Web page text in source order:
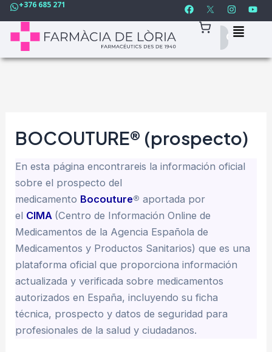
al
contenido
+376 685 271 F
a
c
o
I
n
s
t
a
r
Y
o
u
e
BOCOUTURE® (prospecto)
En esta página encontrareis la información oficial
sobre el prospecto del
medicamento Bocouture® aportada por
el CIMA (Centro de Información Online de
Medicamentos de la Agencia Española de
Medicamentos y Productos Sanitarios) que es una
plataforma oficial que proporciona información
actualizada y verificada sobre medicamentos
autorizados en España, incluyendo su ficha
técnica, prospecto y datos de seguridad para
profesionales de la salud y ciudadanos.
Navegación
de
entradas